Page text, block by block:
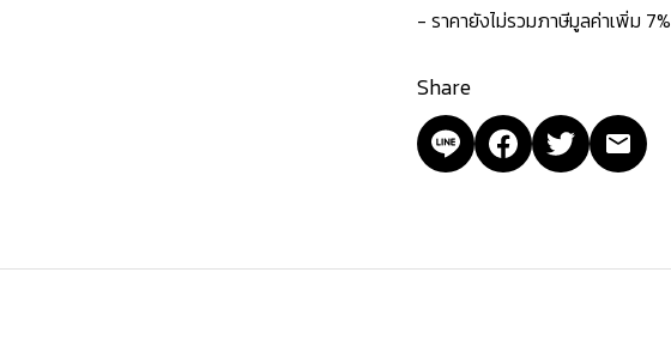
- ราคายังไม่รวมภาษีมูลค่าเพิ่ม 7%
Share